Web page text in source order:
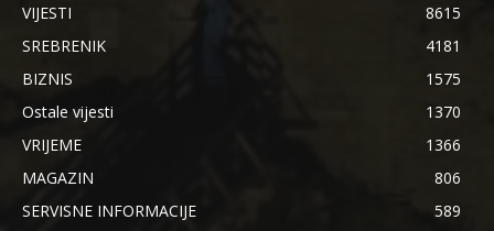
VIJESTI
8615
SREBRENIK
4181
BIZNIS
1575
Ostale vijesti
1370
VRIJEME
1366
MAGAZIN
806
SERVISNE INFORMACIJE
589